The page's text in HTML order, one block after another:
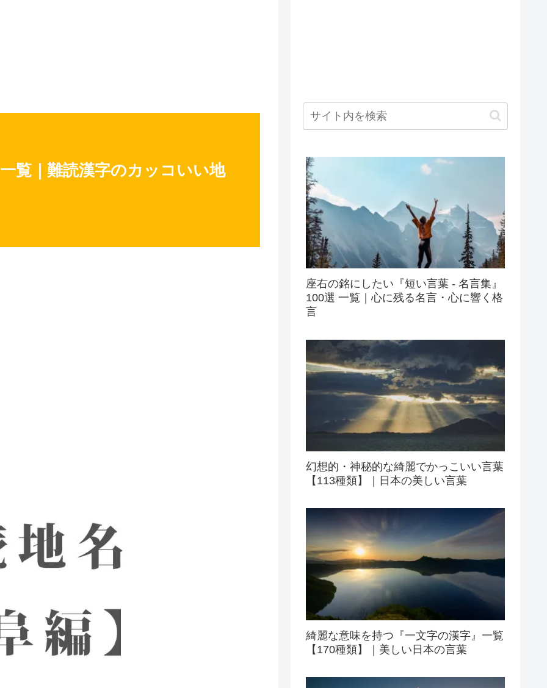
覧｜難読漢字のカッコいい地
座右の銘にしたい『短い言葉 - 名言集』
100選 一覧｜心に残る名言・心に響く格
言
幻想的・神秘的な綺麗でかっこいい言葉
【113種類】｜日本の美しい言葉
綺麗な意味を持つ『一文字の漢字』一覧
【170種類】｜美しい日本の言葉